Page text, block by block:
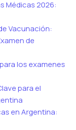
Médicas 2026:
Vacunación:
de
los examenes
para el
en Argentina: